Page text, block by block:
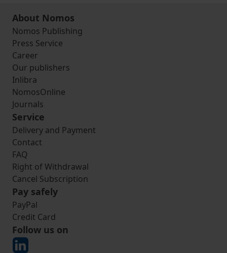
About Nomos
Nomos Publishing
Press Service
Career
Our publishers
Inlibra
NomosOnline
Journals
Service
Delivery and Payment
Contact
FAQ
Right of Withdrawal
Cancel Subscription
Pay safely
PayPal
Credit Card
Follow us on